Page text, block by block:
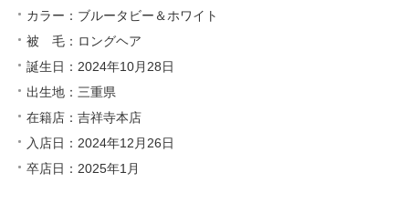
カラー：ブルータビー＆ホワイト
被 毛：ロングヘア
誕生日：2024年10月28日
出生地：三重県
在籍店：吉祥寺本店
入店日：2024年12月26日
卒店日：2025年1月